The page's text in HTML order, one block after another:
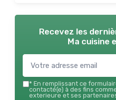
Recevez les
Ma cuisine
* En remplissant ce
contacté(e) à des fins
exterieure et ses